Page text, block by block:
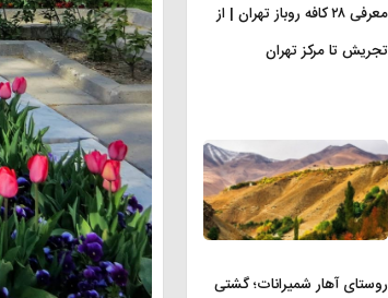
معرفی ۲۸ کافه روباز تهران | از
تجریش تا مرکز تهران
روستای آهار شمیرانات؛ گشتی